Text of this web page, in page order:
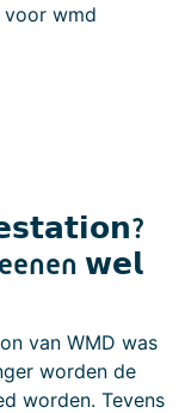
wmd
𝘄𝗲𝗹
van WMD was
worden de
worden. Tevens